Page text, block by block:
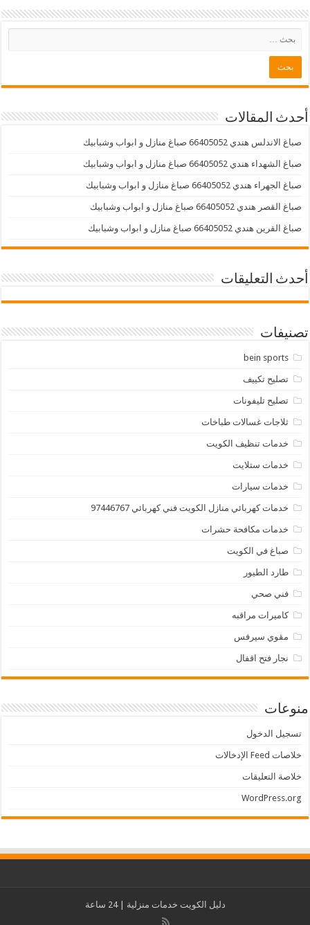
أحدث المقالات
صباغ الاندلس هندي 66405052 صباغ منازل و ابواب وشبابيك
صباغ الشهداء هندي 66405052 صباغ منازل و ابواب وشبابيك
صباغ الجهراء هندي 66405052 صباغ منازل و ابواب وشبابيك
صباغ القصر هندي 66405052 صباغ منازل و ابواب وشبابيك
صباغ القرين هندي 66405052 صباغ منازل و ابواب وشبابيك
أحدث التعليقات
تصنيفات
bein sports
تصليح تكييف
تصليح تليفونات
ثلاجات غسالات طباخات
خدمات تنظيف الكويت
خدمات ستلايت
خدمات سيارات
خدمات كهربائي منازل الكويت فني كهربائي 97446767
خدمات مكافحة حشرات
صباغ في الكويت
طارد الطيور
فني صحي
كاميرات مراقبه
مقوي سيرفس
نجار فتح اقفال
منوعات
تسجيل الدخول
خلاصات Feed الإدخالات
خلاصة التعليقات
WordPress.org
دليل الكويت خدمات منزلية | 24 ساعة